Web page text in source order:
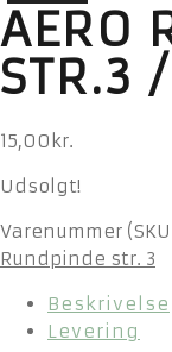
AERO
STR.3
15,00 kr.
Udsolgt!
Varenummer
Rundpinde str. 3
Beskrivelse
Levering